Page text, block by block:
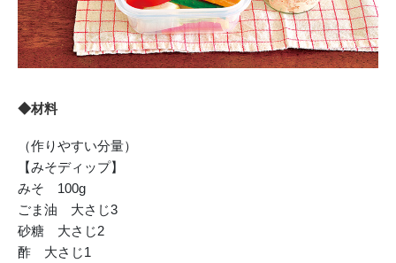
◆材料
（作りやすい分量）
【みそディップ】
みそ 100g
ごま油 大さじ3
砂糖 大さじ2
酢 大さじ1